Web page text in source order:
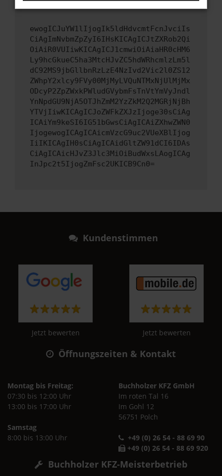
ewogICJuYW1lIjogIk5ldHdvcmtFcnJvciIs
CiAgImNvbmZpZyI6IHsKICAgICJtZXRob2Qi
OiAiR0VUIiwKICAgICJ1cmwiOiAiaHR0cHM6
Ly9hcGkueC5ha3MtcHJvZC5hdWRhcmlzLm5l
dC92MS9jbGllbnRzLzE4NzIvd2Vic2l0ZS12
ZWhpY2xlcy9FVy00MjMyLVQuNTMxNjUlMjMx
ODcyP2ZpZWxkPWludGVybmFsTnVtYmVyJndl
YnNpdGU9NjA5OTJhZmM2YzZkM2Q2MGRjNjBh
YTVjIiwKICAgICJoZWFkZXJzIjoge30sCiAg
ICAiYm9keSI6IG51bGwsCiAgICAiZXhwZWN0
IjogewogICAgICAicmVzcG9uc2VUeXBlIjog
IiIKICAgIH0sCiAgICAidGltZW91dCI6IDAs
CiAgICAicHJvZ3Jlc3MiOiBudWxsLAogICAg
InJpc2t5IjogZmFsc2UKICB9Cn0=
Kundenstimmen
Jetzt bewerten Jetzt bewerten
Öffnungszeiten & Kontakt
Montag bis Freitag:
07:30 bis 12:00 Uhr
13:00 bis 17:00 Uhr
Samstag
8:00 bis 13:00 Uhr
Buchholzer KFZ GmbH
Im roten Tal 16
Im Gohl 12
56751 Polch
+49 (0) 26 54 - 88 69 90
+49 (0) 26 54 - 88 69 920
Buchholzer KFZ-Meisterbetrieb